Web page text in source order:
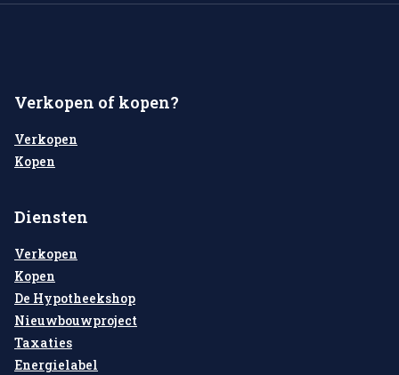
Verkopen of kopen?
Verkopen
Kopen
Diensten
Verkopen
Kopen
De Hypotheekshop
Nieuwbouwproject
Taxaties
Energielabel